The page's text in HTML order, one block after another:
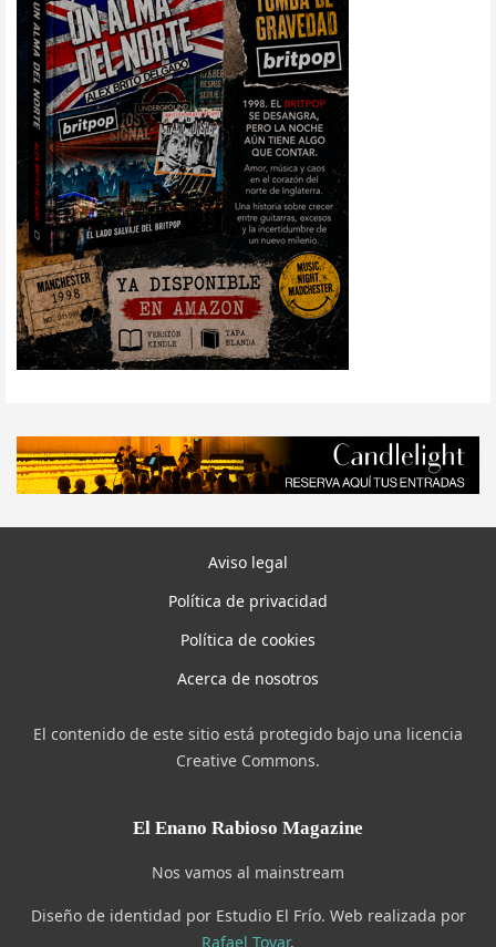
Aviso legal
Política de privacidad
Política de cookies
Acerca de nosotros
El contenido de este sitio está protegido bajo una licencia
Creative Commons.
El Enano Rabioso Magazine
Nos vamos al mainstream
Diseño de identidad por Estudio El Frío. Web realizada por
Rafael Tovar.